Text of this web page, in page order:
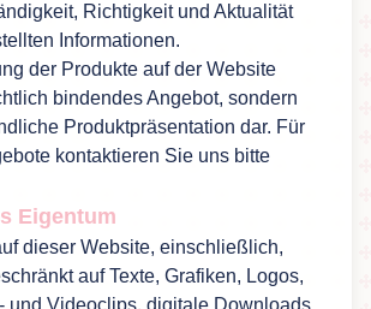
Richtigkeit und Aktualität
Informationen.
der Produkte auf der Website
bindendes Angebot, sondern
Produktpräsentation dar. Für
kontaktieren Sie uns bitte
Eigentum
dieser Website, einschließlich,
auf Texte, Grafiken, Logos,
und Videoclips, digitale Downloads